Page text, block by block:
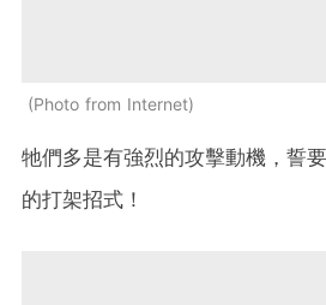
Photo from Internet
牠們多是有強烈的攻擊動機，誓
的打架招式！